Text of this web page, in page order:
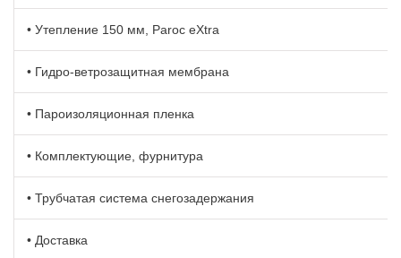
• Утепление 150 мм, Paroc eXtra
• Гидро-ветрозащитная мембрана
• Пароизоляционная пленка
• Комплектующие, фурнитура
• Трубчатая система снегозадержания
• Доставка